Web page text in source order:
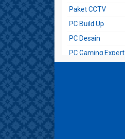
Paket CCTV
PC Build Up
PC Desain
PC Gaming Expert